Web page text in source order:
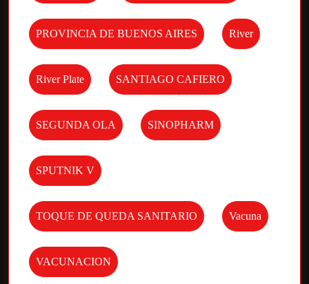
PROVINCIA DE BUENOS AIRES River
River Plate SANTIAGO CAFIERO
SEGUNDA OLA SINOPHARM
SPUTNIK V
TOQUE DE QUEDA SANITARIO Vacuna
VACUNACION